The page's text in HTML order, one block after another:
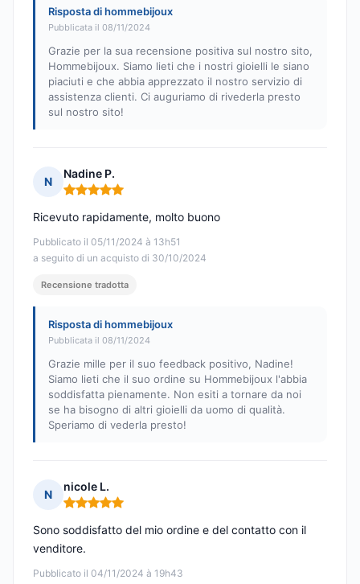
Risposta di hommebijoux
Pubblicata il 08/11/2024
Grazie per la sua recensione positiva sul nostro sito,
Hommebijoux. Siamo lieti che i nostri gioielli le siano
piaciuti e che abbia apprezzato il nostro servizio di
assistenza clienti. Ci auguriamo di rivederla presto
sul nostro sito!
N
Nadine P.
Nota: 5 su 5
Pubblicato il 05/11/2024 à 13h51
a seguito di un acquisto di 30/10/2024
Ricevuto rapidamente, molto buono
Recensione tradotta
Risposta di hommebijoux
Pubblicata il 08/11/2024
Grazie mille per il suo feedback positivo, Nadine!
Siamo lieti che il suo ordine su Hommebijoux l'abbia
soddisfatta pienamente. Non esiti a tornare da noi
se ha bisogno di altri gioielli da uomo di qualità.
Speriamo di vederla presto!
N
nicole L.
Nota: 5 su 5
Pubblicato il 04/11/2024 à 19h43
Sono soddisfatto del mio ordine e del contatto con il
venditore.